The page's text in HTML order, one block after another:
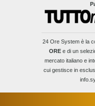
24 Ore Systemè la
OREe di un
mercato italiano e
cui gestisce in